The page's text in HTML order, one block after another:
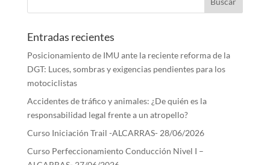
Entradas recientes
Posicionamiento de IMU ante la reciente reforma de la
DGT: Luces, sombras y exigencias pendientes para los
motociclistas
Accidentes de tráfico y animales: ¿De quién es la
responsabilidad legal frente a un atropello?
Curso Iniciación Trail -ALCARRAS- 28/06/2026
Curso Perfeccionamiento Conducción Nivel I –